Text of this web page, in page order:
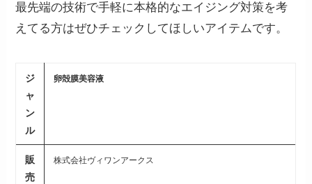
最先端の技術で手軽に本格的なエイジング対策を考
えてる方はぜひチェックしてほしいアイテムです。
ジ
ャ
ン
ル
卵殻膜美容液
販
売
株式会社ヴィワンアークス